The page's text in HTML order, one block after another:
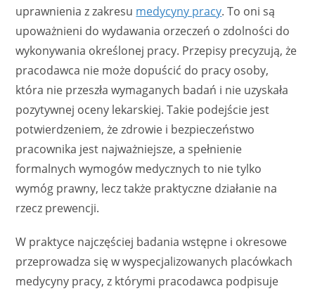
uprawnienia z zakresu medycyny pracy. To oni są
upoważnieni do wydawania orzeczeń o zdolności do
wykonywania określonej pracy. Przepisy precyzują, że
pracodawca nie może dopuścić do pracy osoby,
która nie przeszła wymaganych badań i nie uzyskała
pozytywnej oceny lekarskiej. Takie podejście jest
potwierdzeniem, że zdrowie i bezpieczeństwo
pracownika jest najważniejsze, a spełnienie
formalnych wymogów medycznych to nie tylko
wymóg prawny, lecz także praktyczne działanie na
rzecz prewencji.
W praktyce najczęściej badania wstępne i okresowe
przeprowadza się w wyspecjalizowanych placówkach
medycyny pracy, z którymi pracodawca podpisuje